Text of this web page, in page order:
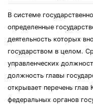
В системе
определенные
деятельность которых
государством в целом.
управленческих
должность главы
открывает перечень
федеральных органов